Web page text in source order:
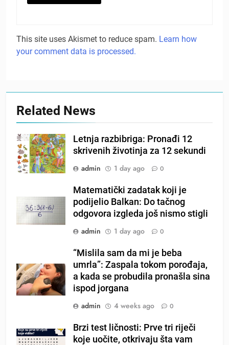
This site uses Akismet to reduce spam. Learn how
your comment data is processed.
Related News
Letnja razbibriga: Pronađi 12
skrivenih životinja za 12 sekundi
admin
1 day ago 0
Matematički zadatak koji je
podijelio Balkan: Do tačnog
odgovora izgleda još nismo stigli
admin
1 day ago 0
“Mislila sam da mi je beba
umrla”: Zaspala tokom porođaja,
a kada se probudila pronašla sina
ispod jorgana
admin
4 weeks ago 0
Brzi test ličnosti: Prve tri riječi
koje uočite, otkrivaju šta vam